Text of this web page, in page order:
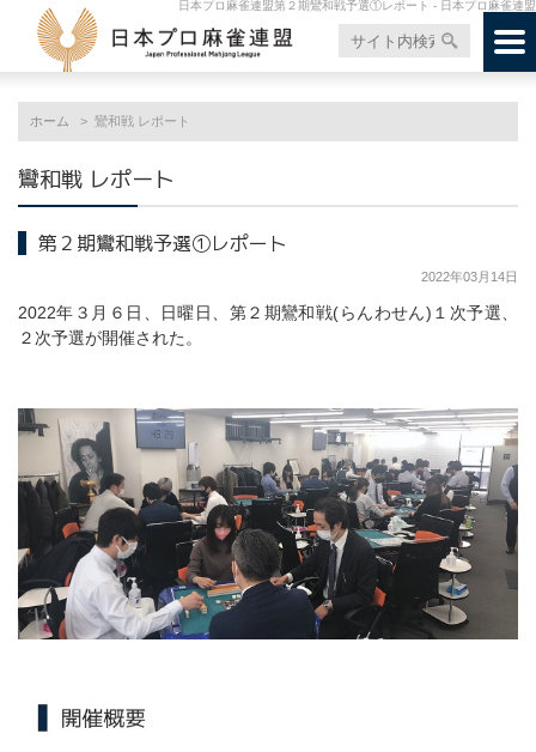
日本プロ麻雀連盟第２期鸞和戦予選①レポート - 日本プロ麻雀連盟
ホーム 鸞和戦 レポート
鸞和戦 レポート
第２期鸞和戦予選①レポート
2022年03月14日
2022年３月６日、日曜日、第２期鸞和戦(らんわせん)１次予選、
２次予選が開催された。